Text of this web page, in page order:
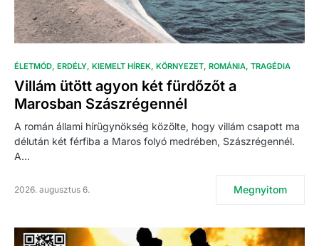
ÉLETMÓD ERDÉLY KIEMELT HÍREK KÖRNYEZET ROMÁNIA TRAGÉDIA
Villám ütött agyon két fürdőzőt a
Marosban Szászrégennél
A román állami hírügynökség közölte, hogy villám csapott ma
délután két férfiba a Maros folyó medrében, Szászrégennél.
A…
2026. augusztus 6. Megnyitom